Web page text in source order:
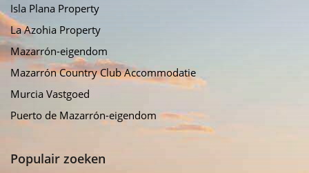
Isla Plana Property
La Azohia Property
Mazarrón-eigendom
Mazarrón Country Club Accommodatie
Murcia Vastgoed
Puerto de Mazarrón-eigendom
Populair zoeken